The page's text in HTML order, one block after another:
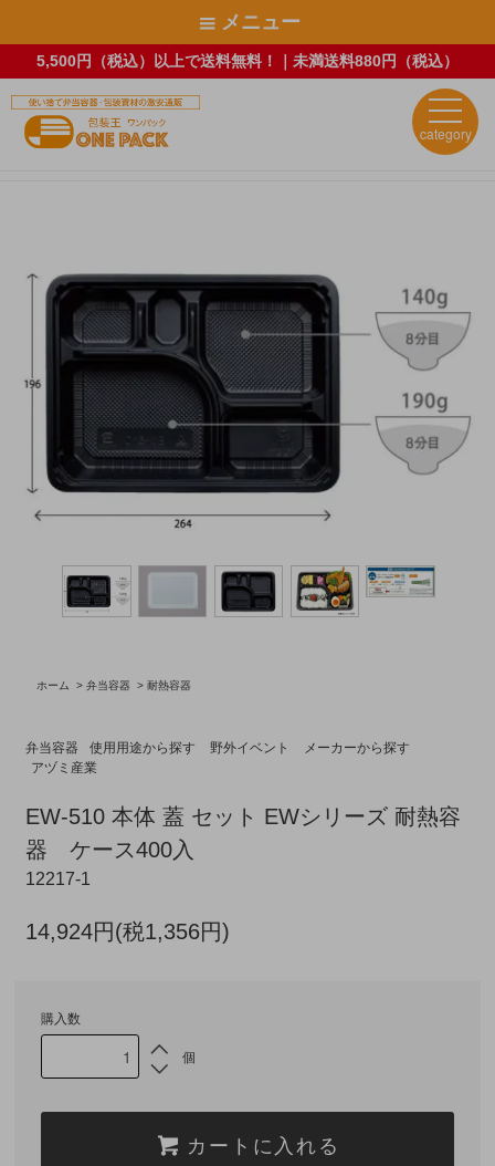
5,500円（税込）以上で送料無料！｜未満送料880円（税込）
メニュー
category
ホーム >弁当容器 >耐熱容器
弁当容器 使用用途から探す 野外イベント
メーカーから探す
アヅミ産業
EW-510 本体 蓋 セット EWシリーズ 耐熱容
器 ケース400入
12217-1
14,924円(税1,356円)
購入数
個
カートに入れる